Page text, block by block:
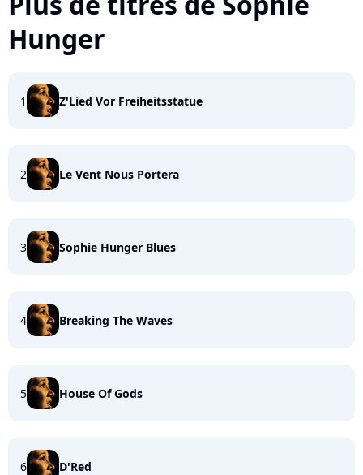
Hunger
1 Z'Lied Vor Freiheitsstatue
2 Le Vent Nous Portera
3 Sophie Hunger Blues
4 Breaking The Waves
5 House Of Gods
6 D'Red